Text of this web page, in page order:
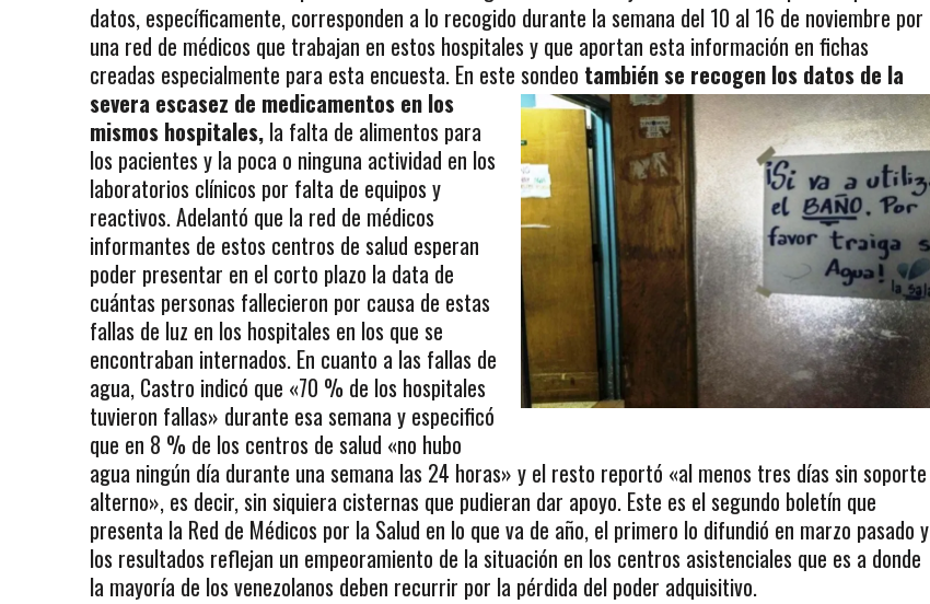
datos, específicamente, corresponden a lo recogido durante la semana del 10 al 16 de noviembre por
una red de médicos que trabajan en estos hospitales y que aportan esta información en fichas
creadas especialmente para esta encuesta. En este sondeo también se recogen los datos de la
severa escasez de medicamentos en los
mismos hospitales, la falta de alimentos para
los pacientes y la poca o ninguna actividad en los
laboratorios clínicos por falta de equipos y
reactivos. Adelantó que la red de médicos
informantes de estos centros de salud esperan
poder presentar en el corto plazo la data de
cuántas personas fallecieron por causa de estas
fallas de luz en los hospitales en los que se
encontraban internados. En cuanto a las fallas de
agua, Castro indicó que «70 % de los hospitales
tuvieron fallas» durante esa semana y especificó
que en 8 % de los centros de salud «no hubo
agua ningún día durante una semana las 24 horas» y el resto reportó «al menos tres días sin soporte
alterno», es decir, sin siquiera cisternas que pudieran dar apoyo. Este es el segundo boletín que
presenta la Red de Médicos por la Salud en lo que va de año, el primero lo difundió en marzo pasado y
los resultados reflejan un empeoramiento de la situación en los centros asistenciales que es a donde
la mayoría de los venezolanos deben recurrir por la pérdida del poder adquisitivo.